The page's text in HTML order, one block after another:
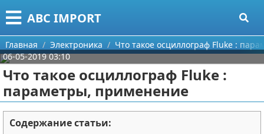
ABC IMPORT
Меню
Главная
Категории
Программирование
Оборудование
Поиск
О проекте
Главная Электроника
Что такое осциллограф Fluke :
06-05-2019 03:10
Что такое осциллограф Fluke :
параметры, применение
Содержание статьи: